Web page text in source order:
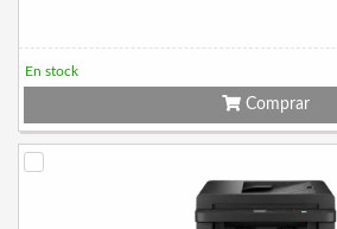
En stock
Comprar